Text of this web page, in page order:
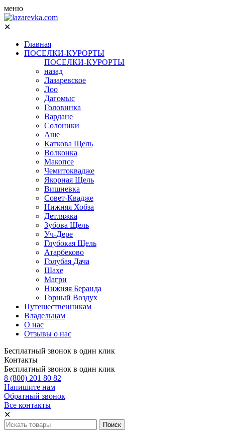
меню
✕
Главная
ПОСЕЛКИ-КУРОРТЫ
ПОСЕЛКИ-КУРОРТЫ
назад
Лазаревское
Лоо
Дагомыс
Головинка
Вардане
Солоники
Аше
Каткова Щель
Волконка
Макопсе
Чемитоквадже
Якорная Щель
Вишневка
Совет-Квадже
Нижняя Хобза
Детляжка
Зубова Щель
Уч-Дере
Глубокая Щель
Атарбеково
Голубая Дача
Шахе
Магри
Нижняя Беранда
Горный Воздух
Путешественникам
Владельцам
О нас
Отзывы о нас
Бесплатный звонок в один клик
Контакты
Бесплатный звонок в один клик
8 (800) 201 80 82
Напишите нам
Обратный звонок
Все контакты
✕